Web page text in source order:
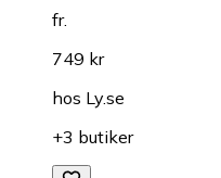
fr.
749 kr
hos Ly.se
+3 butiker